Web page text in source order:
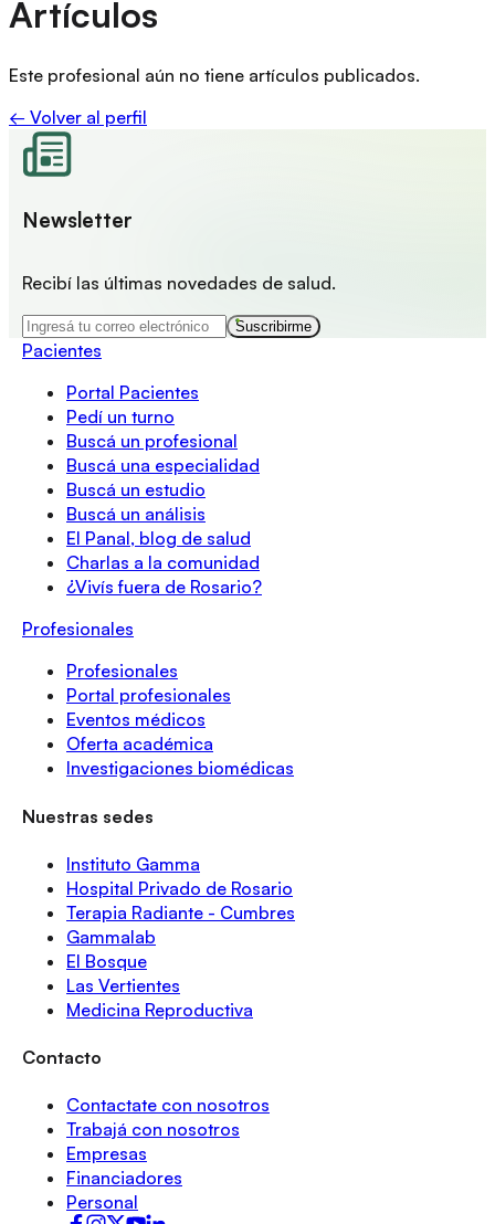
Artículos
Este profesional aún no tiene artículos publicados.
← Volver al perfil
Newsletter
Recibí las últimas novedades de salud.
Suscribirme
Pacientes
Portal Pacientes
Pedí un turno
Buscá un profesional
Buscá una especialidad
Buscá un estudio
Buscá un análisis
El Panal, blog de salud
Charlas a la comunidad
¿Vivís fuera de Rosario?
Profesionales
Profesionales
Portal profesionales
Eventos médicos
Oferta académica
Investigaciones biomédicas
Nuestras sedes
Instituto Gamma
Hospital Privado de Rosario
Terapia Radiante - Cumbres
Gammalab
El Bosque
Las Vertientes
Medicina Reproductiva
Contacto
Contactate con nosotros
Trabajá con nosotros
Empresas
Financiadores
Personal